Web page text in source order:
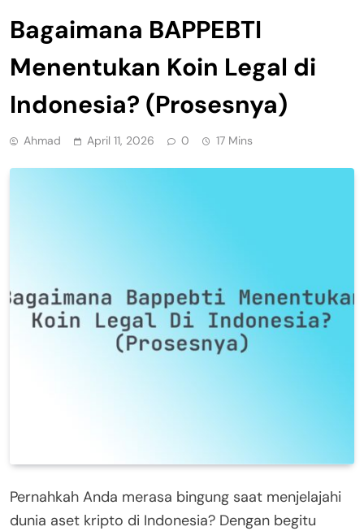
Bagaimana BAPPEBTI
Menentukan Koin Legal di
Indonesia? (Prosesnya)
Ahmad April 11, 2026 0 17 Mins
Pernahkah Anda merasa bingung saat menjelajahi
dunia aset kripto di Indonesia? Dengan begitu